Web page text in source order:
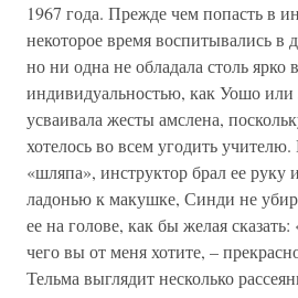
1967 года. Прежде чем попасть в
некоторое время воспитывались в
но ни одна не обладала столь
индивидуальностью, как Уошо
усваивала жесты амслена,
хотелось во всем угодить учителю.
«шляпа», инструктор брал ее руку
ладонью к макушке, Синди не
ее на голове, как бы желая
чего вы от меня хотите, –
Тельма выглядит несколько